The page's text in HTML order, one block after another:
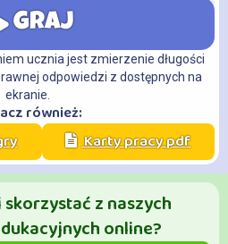
GRAJ
ucznia jest zmierzenie długości
odpowiedzi z dostępnych na
ekranie.
również:
Karty pracy pdf
skorzystać z naszych
online?